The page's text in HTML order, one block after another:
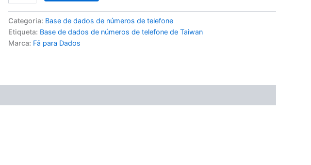
Categoria: Base de dados de números de telefone
Etiqueta: Base de dados de números de telefone de Taiwan
Marca: Fã para Dados